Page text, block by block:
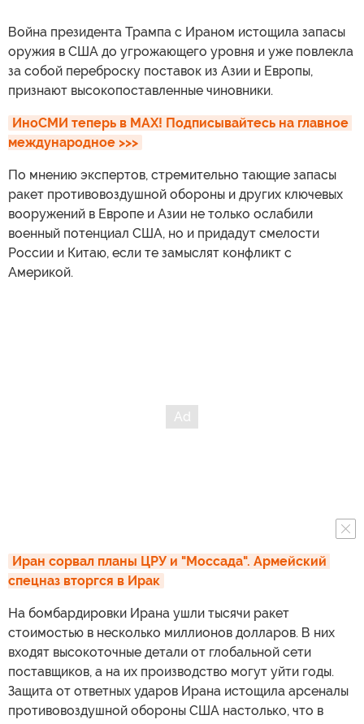
Война президента Трампа с Ираном истощила запасы
оружия в США до угрожающего уровня и уже повлекла
за собой переброску поставок из Азии и Европы,
признают высокопоставленные чиновники.
ИноСМИ теперь в MAX! Подписывайтесь на главное
международное >>>
По мнению экспертов, стремительно тающие запасы
ракет противовоздушной обороны и других ключевых
вооружений в Европе и Азии не только ослабили
военный потенциал США, но и придадут смелости
России и Китаю, если те замыслят конфликт с
Америкой.
Иран сорвал планы ЦРУ и "Моссада". Армейский
спецназ вторгся в Ирак
На бомбардировки Ирана ушли тысячи ракет
стоимостью в несколько миллионов долларов. В них
входят высокоточные детали от глобальной сети
поставщиков, а на их производство могут уйти годы.
Защита от ответных ударов Ирана истощила арсеналы
противовоздушной обороны США настолько, что в